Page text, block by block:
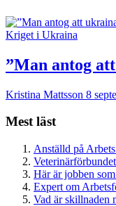
Kriget i Ukraina
”Man antog
Kristina Mattsson 8
Mest läst
Anställd på
Här är jobben
Expert om
Vad är skillnaden